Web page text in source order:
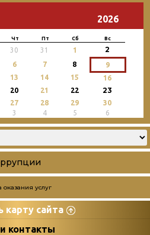
2026
Чт Пт Сб Вс
30 31 1 2
6 7 8
9
13 14 15
16
20 21 22 23
27 28 29
30
3 4 5 6
оказания услуг
карту сайта
контакты